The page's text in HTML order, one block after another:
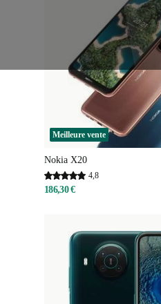
Meilleure vente
Nokia X20
4,8
186,30 €